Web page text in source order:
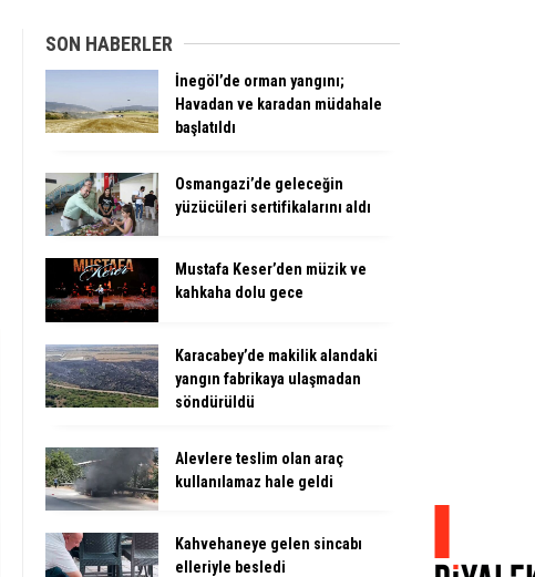
SON HABERLER
İnegöl’de orman yangını;
Havadan ve karadan müdahale
başlatıldı
Osmangazi’de geleceğin
yüzücüleri sertifikalarını aldı
Mustafa Keser’den müzik ve
kahkaha dolu gece
Karacabey’de makilik alandaki
yangın fabrikaya ulaşmadan
söndürüldü
Alevlere teslim olan araç
kullanılamaz hale geldi
Kahvehaneye gelen sincabı
elleriyle besledi